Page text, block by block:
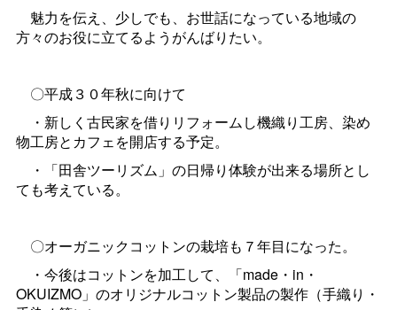
魅力を伝え、少しでも、お世話になっている地域の
方々のお役に立てるようがんばりたい。
〇平成３０年秋に向けて
・新しく古民家を借りリフォームし機織り工房、染め
物工房とカフェを開店する予定。
・「田舎ツーリズム」の日帰り体験が出来る場所とし
ても考えている。
〇オーガニックコットンの栽培も７年目になった。
・今後はコットンを加工して、「made・in・
OKUIZMO」のオリジナルコットン製品の製作（手織り・